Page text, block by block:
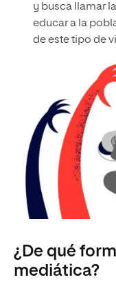
y busca llamar
educar a la
de este tipo de
¿De qué
mediática?